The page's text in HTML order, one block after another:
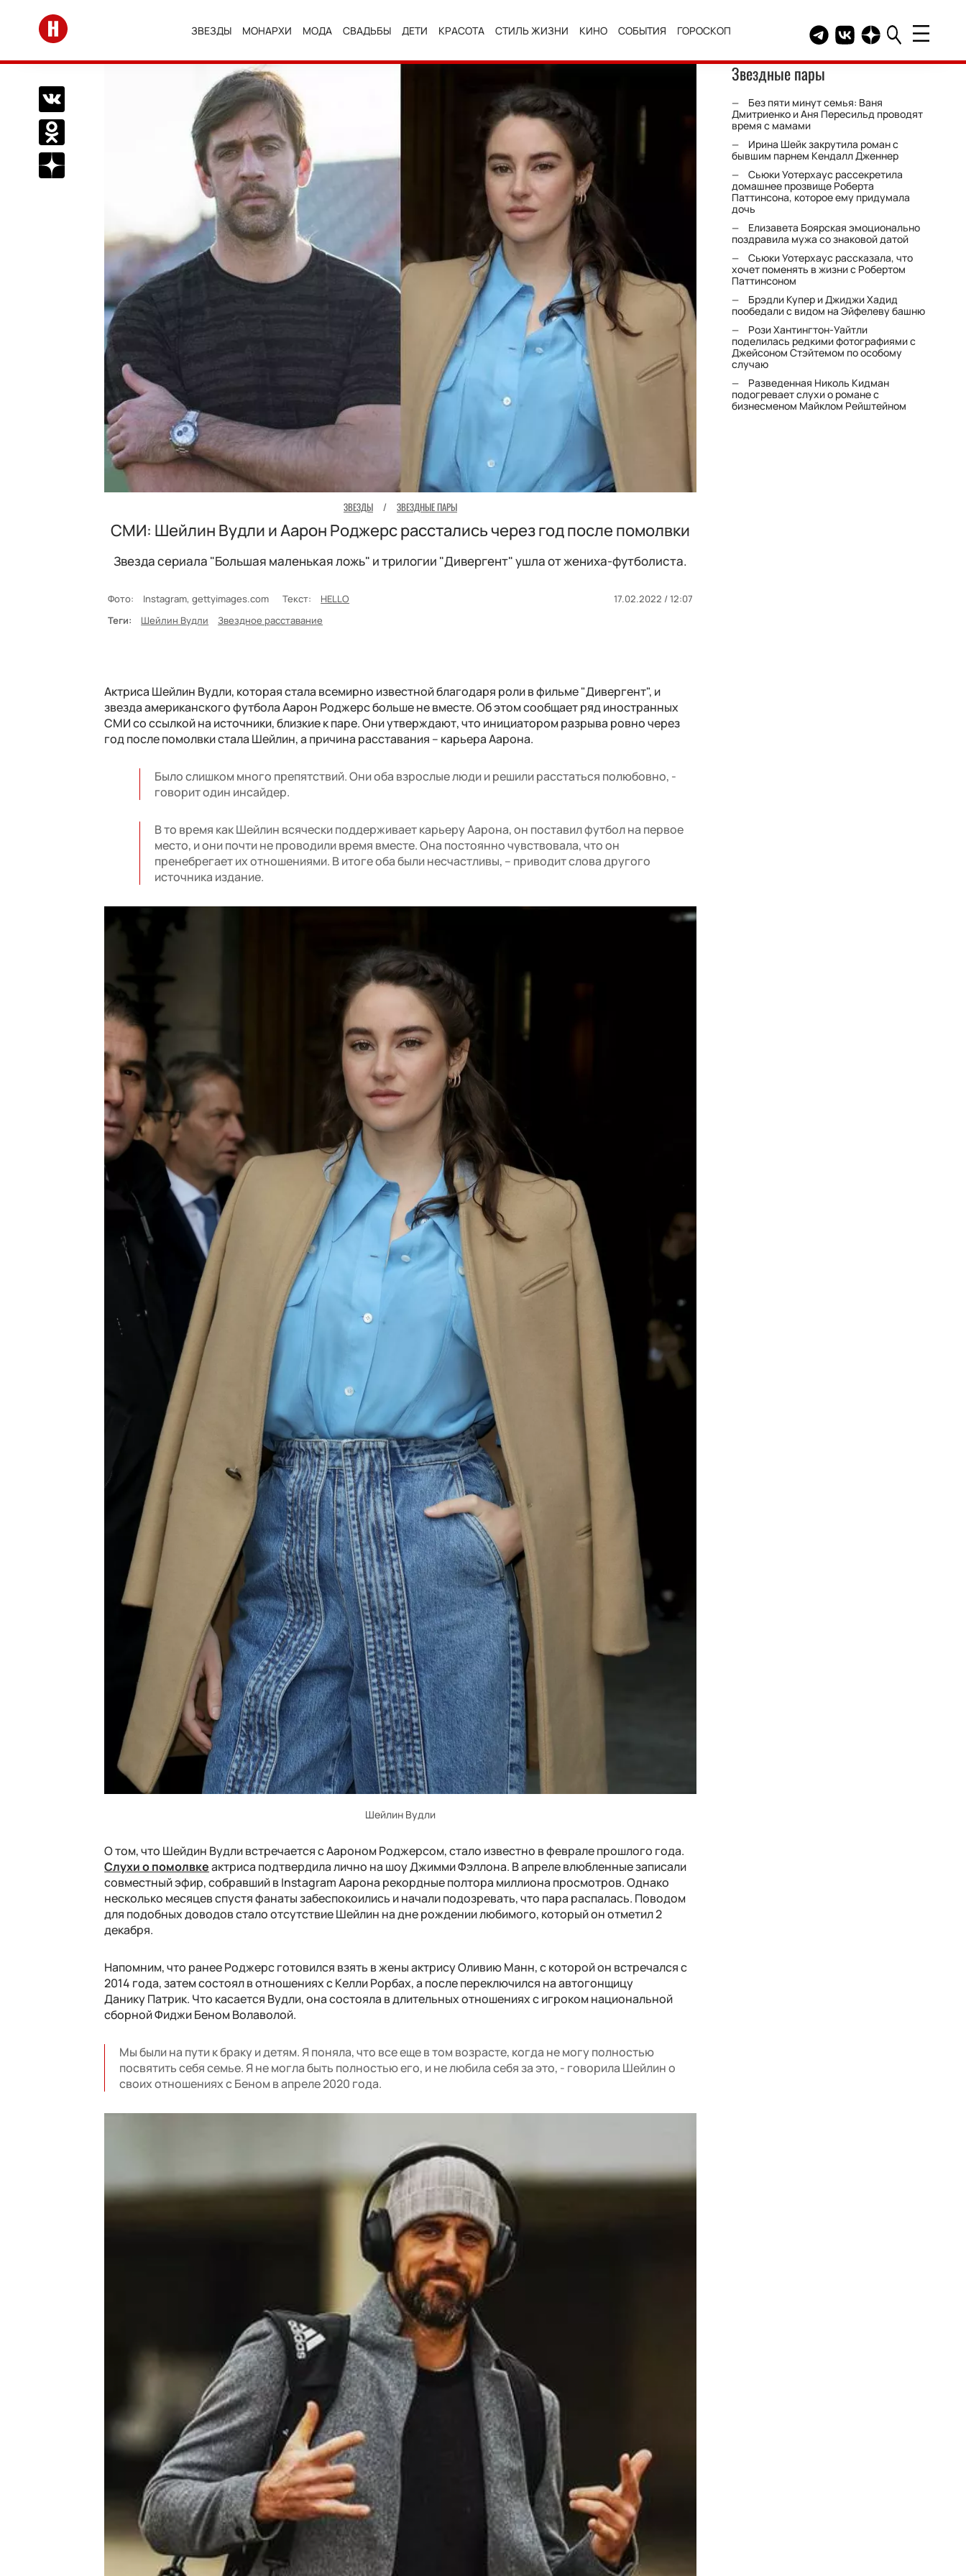
Перейти на главную
ЗВЕЗДЫ МОНАРХИ МОДА СВАДЬБЫ ДЕТИ КРАСОТА СТИЛЬ ЖИЗНИ КИНО СОБЫТИЯ ГОРОСКОП Telegram канал HELLO
Группа HELLO
Канал HELLO в
Поделиться Вконтакте
Поделиться в Одноклассниках
Подписаться на нас в Дзен
ЗВЕЗДЫ / ЗВЕЗДНЫЕ ПАРЫ
СМИ: Шейлин Вудли и Аарон Роджерс расстались через год после помолвки
Звезда сериала "Большая маленькая ложь" и трилогии "Дивергент" ушла от жениха-футболиста.
Фото: Instagram, gettyimages.com Текст: HELLO
17.02.2022 / 12:07
Теги:
Шейлин Вудли Звездное расставание
Актриса Шейлин Вудли, которая стала всемирно известной благодаря роли в фильме "Дивергент", и
звезда американского футбола Аарон Роджерс больше не вместе. Об этом сообщает ряд иностранных
СМИ со ссылкой на источники, близкие к паре. Они утверждают, что инициатором разрыва ровно через
год после помолвки стала Шейлин, а причина расставания – карьера Аарона.
Было слишком много препятствий. Они оба взрослые люди и решили расстаться полюбовно, -
говорит один инсайдер.
В то время как Шейлин всячески поддерживает карьеру Аарона, он поставил футбол на первое
место, и они почти не проводили время вместе. Она постоянно чувствовала, что он
пренебрегает их отношениями. В итоге оба были несчастливы, – приводит слова другого
источника издание.
Шейлин Вудли
О том, что Шейдин Вудли встречается с Аароном Роджерсом, стало известно в феврале прошлого года.
Слухи о помолвкеактриса подтвердила лично на шоу Джимми Фэллона. В апреле влюбленные записали
совместный эфир, собравший в Instagram Аарона рекордные полтора миллиона просмотров. Однако
несколько месяцев спустя фанаты забеспокоились и начали подозревать, что пара распалась. Поводом
для подобных доводов стало отсутствие Шейлин на дне рождении любимого, который он отметил 2
декабря.
Напомним, что ранее Роджерс готовился взять в жены актрису Оливию Манн, с которой он встречался с
2014 года, затем состоял в отношениях с Келли Рорбах, а после переключился на автогонщицу
Данику Патрик. Что касается Вудли, она состояла в длительных отношениях с игроком национальной
сборной Фиджи Беном Волаволой.
Мы были на пути к браку и детям. Я поняла, что все еще в том возрасте, когда не могу полностью
посвятить себя семье. Я не могла быть полностью его, и не любила себя за это, - говорила Шейлин о
своих отношениях с Беном в апреле 2020 года.
Звездные пары
Без пяти минут семья: Ваня
Дмитриенко и Аня Пересильд проводят
время с мамами
Ирина Шейк закрутила роман с
бывшим парнем Кендалл Дженнер
Сьюки Уотерхаус рассекретила
домашнее прозвище Роберта
Паттинсона, которое ему придумала
дочь
Елизавета Боярская эмоционально
поздравила мужа со знаковой датой
Сьюки Уотерхаус рассказала, что
хочет поменять в жизни с Робертом
Паттинсоном
Брэдли Купер и Джиджи Хадид
пообедали с видом на Эйфелеву башню
Рози Хантингтон-Уайтли
поделилась редкими фотографиями с
Джейсоном Стэйтемом по особому
случаю
Разведенная Николь Кидман
подогревает слухи о романе с
бизнесменом Майклом Рейштейном